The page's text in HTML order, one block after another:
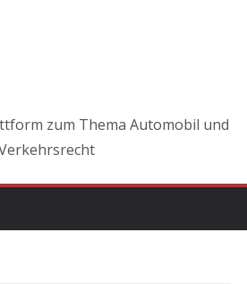
zum Thema Automobil und